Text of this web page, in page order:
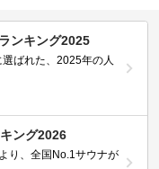
ンキング2025
ばれた、2025年の人
ング2026
り、全国No.1サウナが